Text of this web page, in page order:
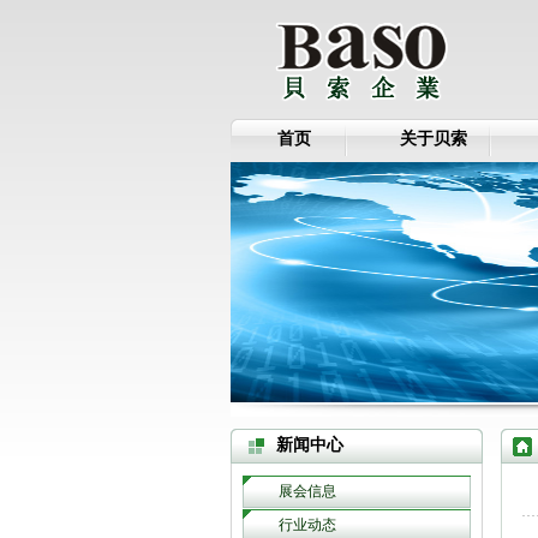
首页 关于贝索
新闻中心
展会信息
行业动态